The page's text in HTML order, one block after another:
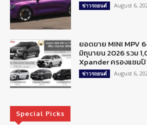
ข่าวรถยนต์ August 6,
ยอดขาย MINI MPV
มิถุนายน 2026 รวม
Xpander ครองแชมป์
ข่าวรถยนต์ August 6,
Special Picks